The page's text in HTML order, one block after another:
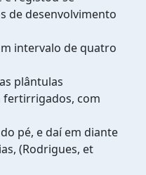
de desenvolvimento
intervalo de quatro
plântulas
fertirrigados, com
pé, e daí em diante
(Rodrigues, et